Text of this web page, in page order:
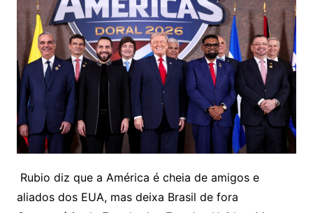
Rubio diz que a América é cheia de amigos e
aliados dos EUA, mas deixa Brasil de fora